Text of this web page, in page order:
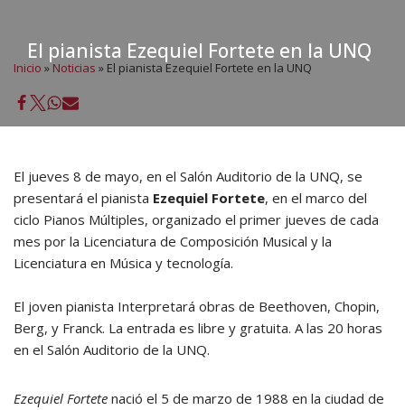
El pianista Ezequiel Fortete en la UNQ
Inicio » Noticias » El pianista Ezequiel Fortete en la UNQ
El jueves 8 de mayo, en el Salón Auditorio de la UNQ, se
presentará el pianista Ezequiel Fortete, en el marco del
ciclo Pianos Múltiples, organizado el primer jueves de cada
mes por la Licenciatura de Composición Musical y la
Licenciatura en Música y tecnología.
El joven pianista Interpretará obras de Beethoven, Chopin,
Berg, y Franck. La entrada es libre y gratuita. A las 20 horas
en el Salón Auditorio de la UNQ.
Ezequiel Fortete nació el 5 de marzo de 1988 en la ciudad de